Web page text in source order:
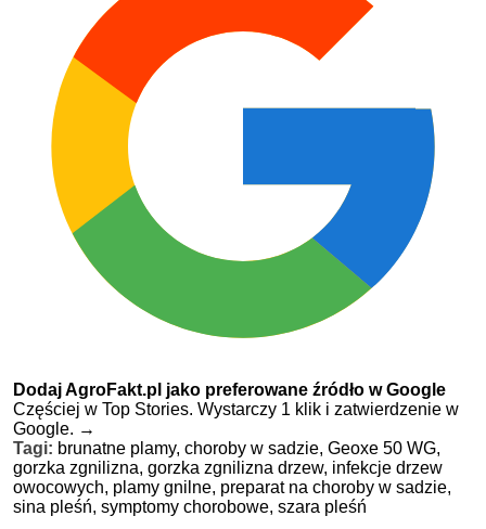
Dodaj AgroFakt.pl jako preferowane źródło w Google
Częściej w Top Stories. Wystarczy 1 klik i zatwierdzenie w
Google. →
Tagi: brunatne plamy, choroby w sadzie, Geoxe 50 WG,
gorzka zgnilizna, gorzka zgnilizna drzew, infekcje drzew
owocowych, plamy gnilne, preparat na choroby w sadzie,
sina pleśń, symptomy chorobowe, szara pleśń